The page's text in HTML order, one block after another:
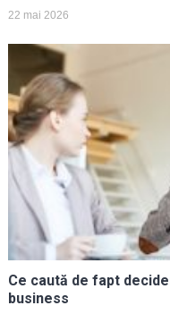
22 mai 2026
Ce caută de fapt
business